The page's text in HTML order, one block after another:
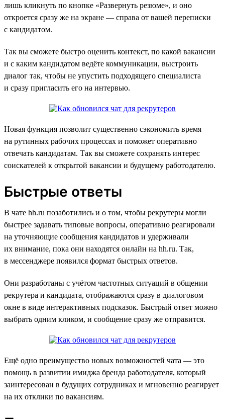
лишь кликнуть по кнопке «Развернуть резюме», и оно
откроется сразу же на экране — справа от вашей переписки
с кандидатом.
Так вы сможете быстро оценить контекст, по какой вакансии
и с каким кандидатом ведёте коммуникации, выстроить
диалог так, чтобы не упустить подходящего специалиста
и сразу пригласить его на интервью.
Новая функция позволит существенно сэкономить время
на рутинных рабочих процессах и поможет оперативно
отвечать кандидатам. Так вы сможете сохранять интерес
соискателей к открытой вакансии и будущему работодателю.
Быстрые ответы
В чате hh.ru позаботились и о том, чтобы рекрутеры могли
быстрее задавать типовые вопросы, оперативно реагировали
на уточняющие сообщения кандидатов и удерживали
их внимание, пока они находятся онлайн на hh.ru. Так,
в мессенджере появился формат быстрых ответов.
Они разработаны с учётом частотных ситуаций в общении
рекрутера и кандидата, отображаются сразу в диалоговом
окне в виде интерактивных подсказок. Быстрый ответ можно
выбрать одним кликом, и сообщение сразу же отправится.
Ещё одно преимущество новых возможностей чата — это
помощь в развитии имиджа бренда работодателя, который
заинтересован в будущих сотрудниках и мгновенно реагирует
на их отклики по вакансиям.